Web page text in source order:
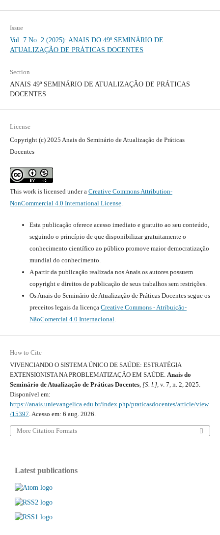
Issue
Vol. 7 No. 2 (2025): ANAIS DO 49º SEMINÁRIO DE
ATUALIZAÇÃO DE PRÁTICAS DOCENTES
Section
ANAIS 49º SEMINÁRIO DE ATUALIZAÇÃO DE PRÁTICAS
DOCENTES
License
Copyright (c) 2025 Anais do Seminário de Atualização de Práticas
Docentes
This work is licensed under a Creative Commons Attribution-
NonCommercial 4.0 International License.
Esta publicação oferece acesso imediato e gratuito ao seu conteúdo,
seguindo o princípio de que disponibilizar gratuitamente o
conhecimento científico ao público promove maior democratização
mundial do conhecimento.
A partir da publicação realizada nos Anais os autores possuem
copyright e direitos de publicação de seus trabalhos sem restrições.
Os Anais do Seminário de Atualização de Práticas Docentes segue os
preceitos legais da licença Creative Commons - Atribuição-
NãoComercial 4.0 Internacional.
How to Cite
VIVENCIANDO O SISTEMA ÚNICO DE SAÚDE: ESTRATÉGIA
EXTENSIONISTA NA PROBLEMATIZAÇÃO EM SAÚDE. Anais do
Seminário de Atualização de Práticas Docentes, [S. l.], v. 7, n. 2, 2025.
Disponível em:
https://anais.unievangelica.edu.br/index.php/praticasdocentes/article/view
/15397. Acesso em: 6 aug. 2026.
More Citation Formats
Latest publications